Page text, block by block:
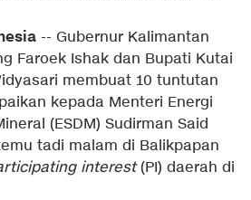
-- Gubernur Kalimantan
Faroek Ishak dan Bupati Kutai
membuat 10 tuntutan
kepada Menteri Energi
(ESDM) Sudirman Said
tadi malam di Balikpapan
interest(PI) daerah di